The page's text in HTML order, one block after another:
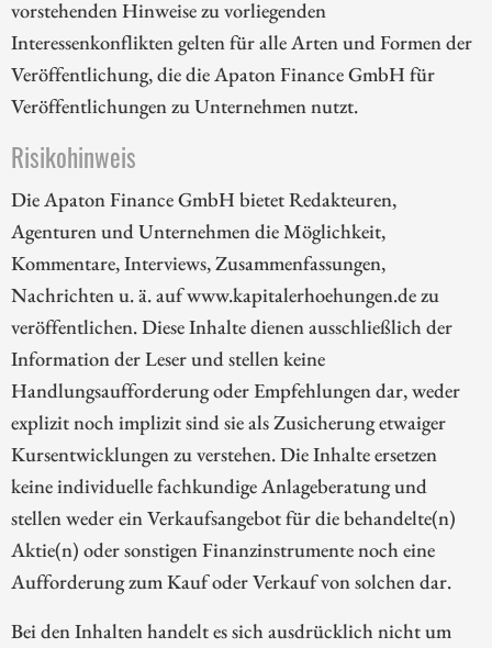
vorstehenden Hinweise zu vorliegenden
Interessenkonflikten gelten für alle Arten und Formen der
Veröffentlichung, die die Apaton Finance GmbH für
Veröffentlichungen zu Unternehmen nutzt.
Risikohinweis
Die Apaton Finance GmbH bietet Redakteuren,
Agenturen und Unternehmen die Möglichkeit,
Kommentare, Interviews, Zusammenfassungen,
Nachrichten u. ä. auf www.kapitalerhoehungen.de zu
veröffentlichen. Diese Inhalte dienen ausschließlich der
Information der Leser und stellen keine
Handlungsaufforderung oder Empfehlungen dar, weder
explizit noch implizit sind sie als Zusicherung etwaiger
Kursentwicklungen zu verstehen. Die Inhalte ersetzen
keine individuelle fachkundige Anlageberatung und
stellen weder ein Verkaufsangebot für die behandelte(n)
Aktie(n) oder sonstigen Finanzinstrumente noch eine
Aufforderung zum Kauf oder Verkauf von solchen dar.
Bei den Inhalten handelt es sich ausdrücklich nicht um